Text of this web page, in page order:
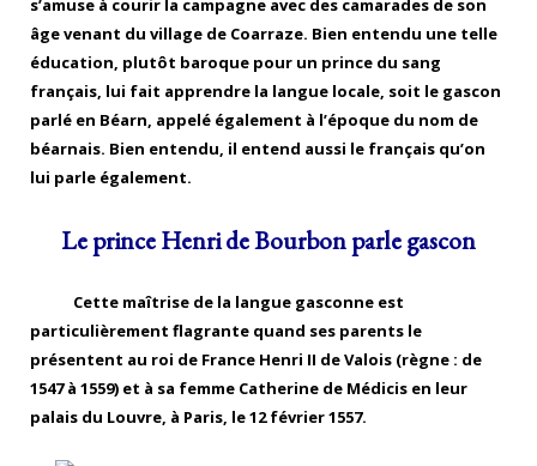
s’amuse à courir la campagne avec des camarades de son
âge venant du village de Coarraze. Bien entendu une telle
éducation, plutôt baroque pour un prince du sang
français, lui fait apprendre la langue locale, soit le gascon
parlé en Béarn, appelé également à l’époque du nom de
béarnais. Bien entendu, il entend aussi le français qu’on
lui parle également.
Le prince Henri de Bourbon parle gascon
Cette maîtrise de la langue gasconne est
particulièrement flagrante quand ses parents le
présentent au roi de France Henri II de Valois (règne : de
1547 à 1559) et à sa femme Catherine de Médicis en leur
palais du Louvre, à Paris, le 12 février 1557.